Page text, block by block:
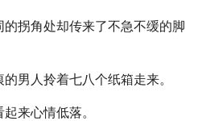
拐角处却传来了不急不缓的脚
男人拎着七八个纸箱走来。
来心情低落。